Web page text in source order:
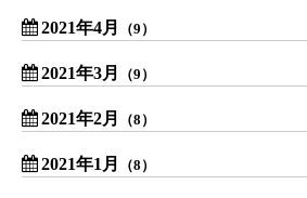
2021年4月 （9）
2021年3月 （9）
2021年2月 （8）
2021年1月 （8）